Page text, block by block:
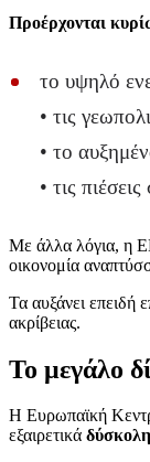
Προέρχονται
το υψηλό
• τις
• το
• τις
Με άλλα λόγια, η
οικονομία
Τα αυξάνει επειδή
ακρίβειας.
Το μεγάλο
Η Ευρωπαϊκή
εξαιρετικά